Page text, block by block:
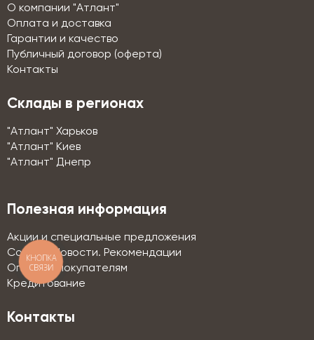
О компании "Атлант"
Оплата и доставка
Гарантии и качество
Публичный договор (оферта)
Контакты
Склады в регионах
"Атлант" Харьков
"Атлант" Киев
"Атлант" Днепр
Полезная информация
Акции и специальные предложения
Советы. Новости. Рекомендации
Оптовым покупателям
Кредитование
Контакты
КНОПКА
СВЯЗИ